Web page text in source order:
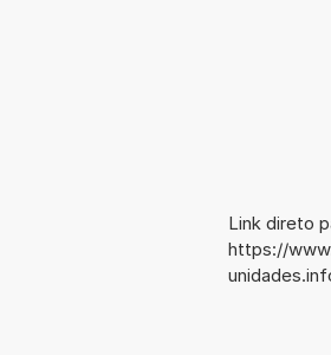
Link direto
https://